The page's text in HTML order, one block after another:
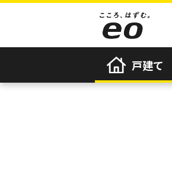
戸建て